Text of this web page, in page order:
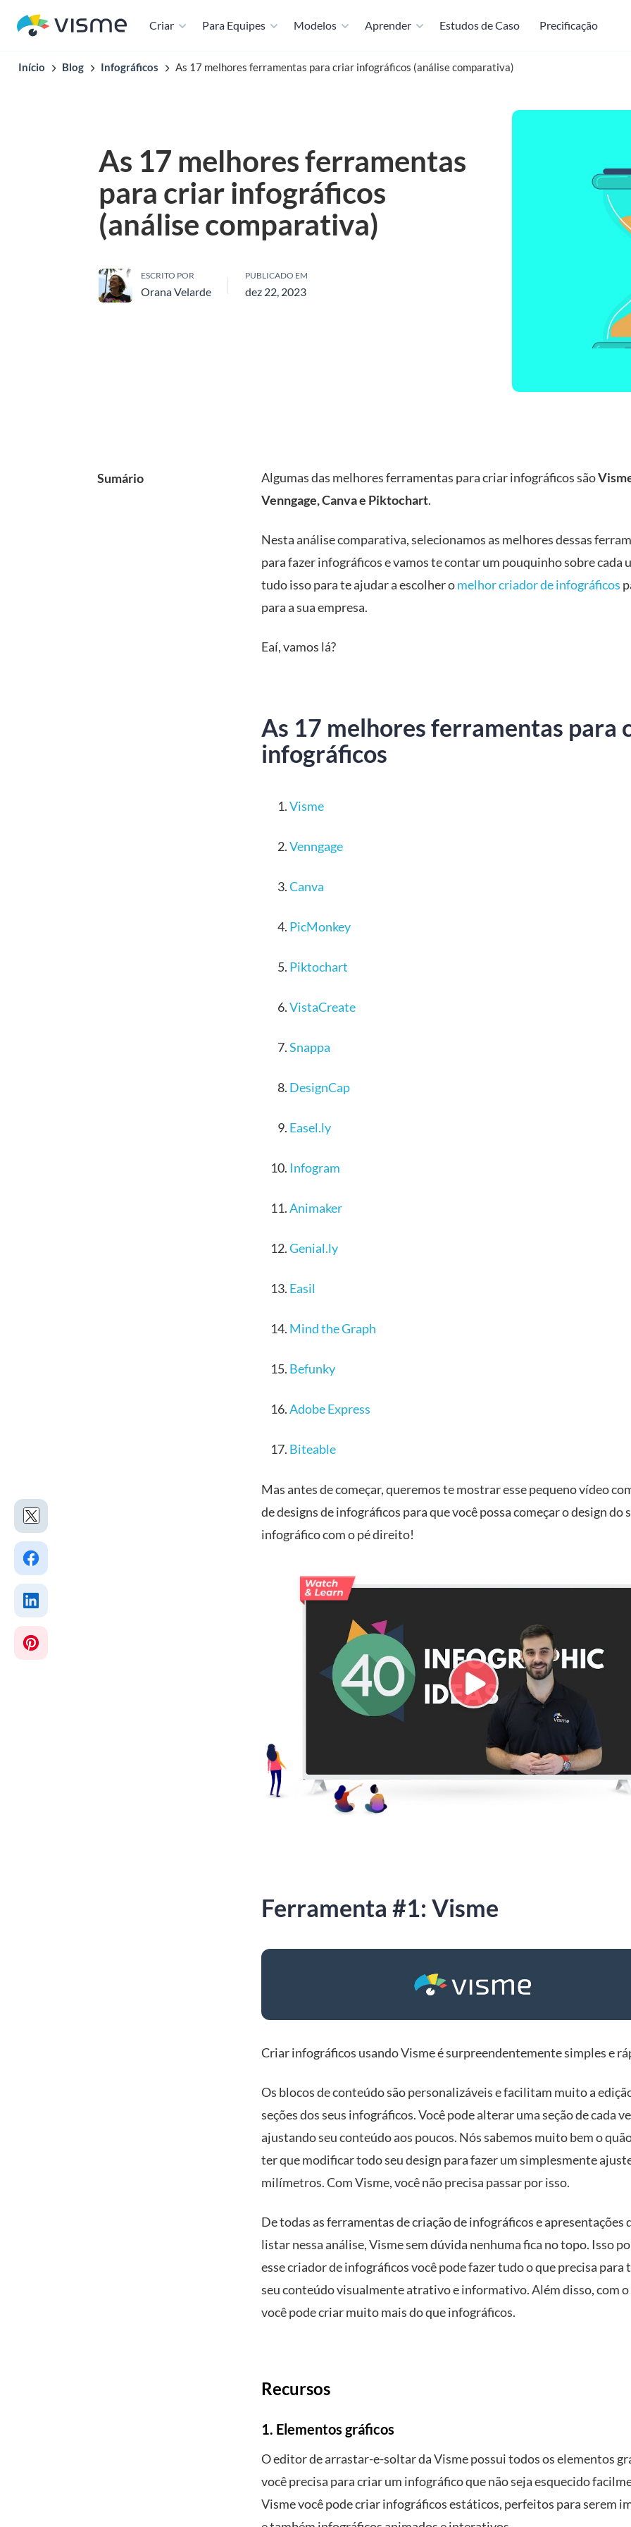
Criar Para Equipes Modelos Aprender Estudos de Caso Precificação
Início Blog Infográficos As 17 melhores ferramentas para criar infográficos (análise comparativa)
As 17 melhores ferramentas
para criar infográficos
(análise comparativa)
ESCRITO POR
Orana Velarde
PUBLICADO EM
dez 22, 2023
Sumário Algumas das melhores ferramentas para criar infográficos são
Venngage, Canva e Piktochart.
Nesta análise comparativa, selecionamos as melhores dessas
para fazer infográficos e vamos te contar um pouquinho sobre cada
tudo isso para te ajudar a escolher omelhor criador de infográficos
para a sua empresa.
Eaí, vamos lá?
As 17 melhores ferramentas para
infográficos
Visme
Venngage
Canva
PicMonkey
Piktochart
VistaCreate
Snappa
DesignCap
Easel.ly
Infogram
Animaker
Genial.ly
Easil
Mind the Graph
Befunky
Adobe Express
Biteable
Mas antes de começar, queremos te mostrar esse pequeno vídeo
de designs de infográficos para que você possa começar o design do
infográfico com o pé direito!
Ferramenta #1: Visme
Criar infográficos usando Visme é surpreendentemente simples e
Os blocos de conteúdo são personalizáveis e facilitam muito a
seções dos seus infográficos. Você pode alterar uma seção de cada
ajustando seu conteúdo aos poucos. Nós sabemos muito bem o
ter que modificar todo seu design para fazer um simplesmente
milímetros. Com Visme, você não precisa passar por isso.
De todas as ferramentas de criação de infográficos e apresentações
listar nessa análise, Visme sem dúvida nenhuma fica no topo. Isso
esse criador de infográficos você pode fazer tudo o que precisa para
seu conteúdo visualmente atrativo e informativo. Além disso, com
você pode criar muito mais do que infográficos.
Recursos
1. Elementos gráficos
O editor de arrastar-e-soltar da Visme possui todos os elementos
você precisa para criar um infográfico que não seja esquecido
Visme você pode criar infográficos estáticos, perfeitos para serem